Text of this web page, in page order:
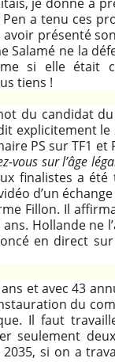
a tenu ces
avoir présenté
Salamé ne la
si elle était
tiens !
du candidat
explicitement
PS sur TF1 et
vous sur l’âge
finalistes a
d’un
Fillon. Il
Hollande ne
en direct
et avec 43
du
Il faut
seulement
2035, si on a